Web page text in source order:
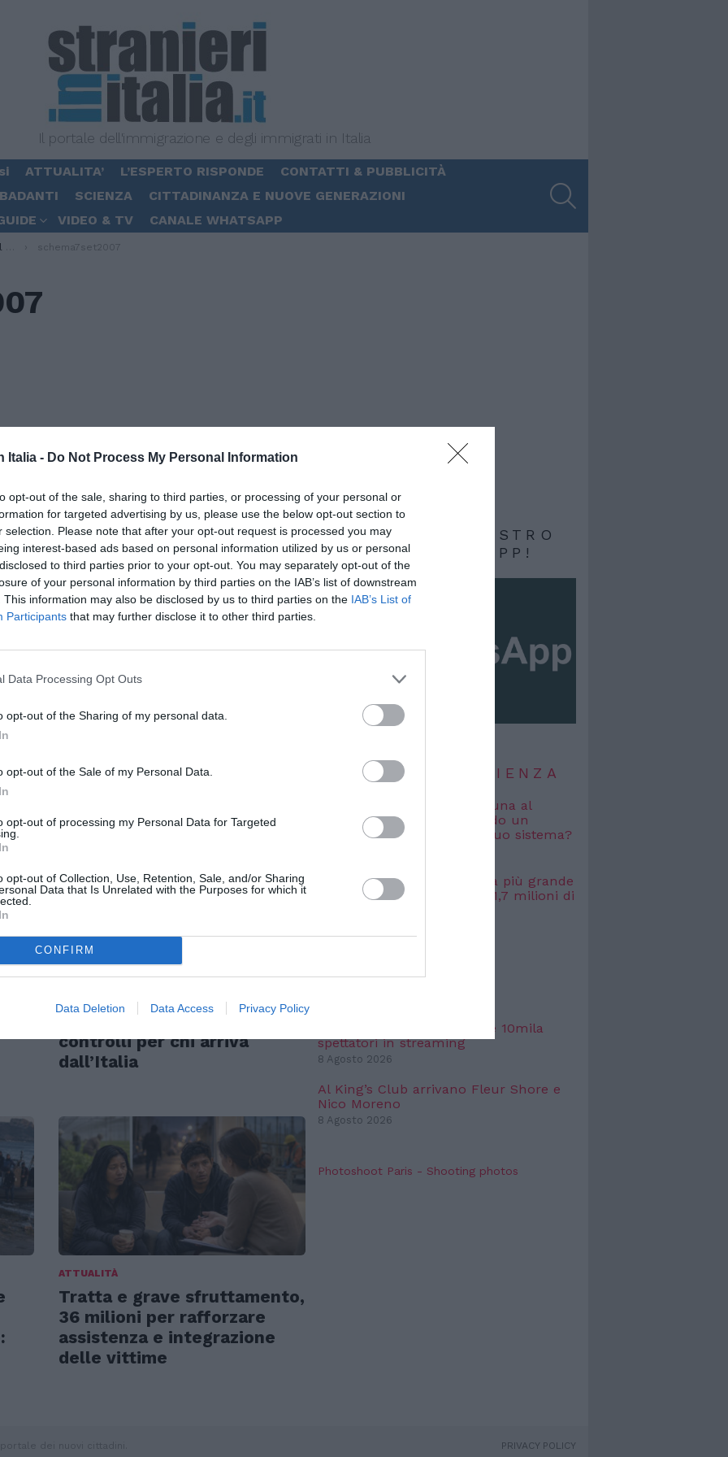
Italia - Do Not Process My Personal Information
opt-out of the sale, sharing to third parties, or processing of your personal or
for targeted advertising by us, please use the below opt-out section to
selection. Please note that after your opt-out request is processed you may
interest-based ads based on personal information utilized by us or personal
to third parties prior to your opt-out. You may separately opt-out of the
of your personal information by third parties on the IAB’s list of downstream
This information may also be disclosed by us to third parties on the IAB’s List of
Participants that may further disclose it to other third parties.
Data Processing Opt Outs
opt-out of the Sharing of my personal data.
opt-out of the Sale of my Personal Data.
opt-out of processing my Personal Data for Targeted
opt-out of Collection, Use, Retention, Sale, and/or Sharing
Data that Is Unrelated with the Purposes for which it
CONFIRM
Data Deletion Data Access Privacy Policy
Il portale dell'immigrazione e degli immigrati in Italia
ATTUALITA’ L’ESPERTO RISPONDE
CONTATTI & PUBBLICITÀ
SCIENZA
CITTADINANZA E NUOVE GENERAZIONI
VIDEO & TV CANALE WHATSAPP
schema7set2007
ANCHE:
ATTUALITÀ
Migranti, scontro Italia-
Spagna: Madrid introduce
controlli per chi arriva
dall’Italia
ATTUALITÀ
Tratta e grave sfruttamento,
36 milioni per rafforzare
assistenza e integrazione
delle vittime
ISCRIVITI AL NOSTRO
CANALE WHATSAPP!
NOTIZIE DI SCIENZA
Pianeti vagabondi con la Luna al
seguito: cosa accade quando un
mondo viene espulso dal suo sistema?
IC 1101, misurata la galassia più grande
conosciuta: si estende per 1,7 milioni di
NOTIZIE DI
Voci dal Mediterraneo, oltre 10mila
spettatori in streaming
8 Agosto 2026
Al King’s Club arrivano Fleur Shore e
Nico Moreno
8 Agosto 2026
Photoshoot Paris - Shooting photos
PRIVACY POLICY